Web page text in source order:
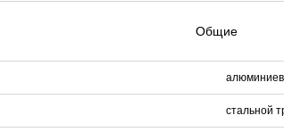
Общие
стальной